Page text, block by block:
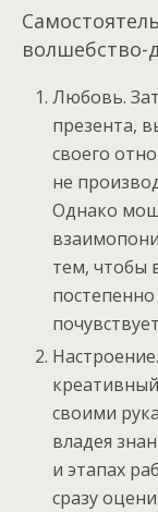
волшебство-
Любовь.
презента,
своего
не
Однако
тем, чтобы
своими
владея
и этапах
сразу